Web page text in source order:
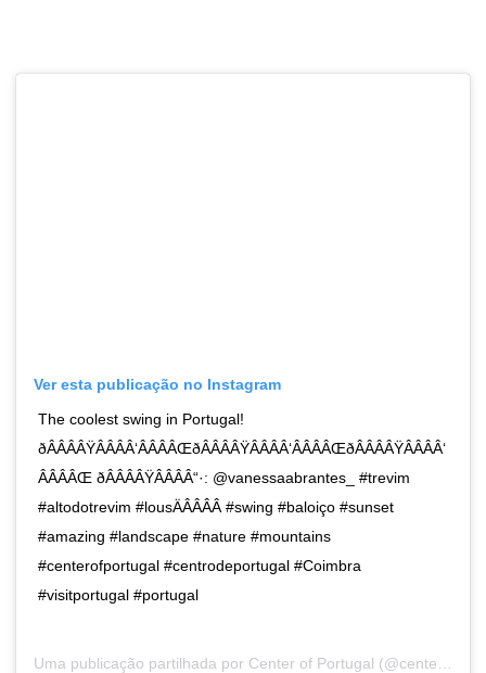
Ver esta publicação no Instagram
The coolest swing in Portugal!
ðÂÂÂÂŸÂÂÂÂ‘ÂÂÂÂŒðÂÂÂÂŸÂÂÂÂ‘ÂÂÂÂŒðÂÂÂÂŸÂÂÂÂ‘
ÂÂÂÂŒ ðÂÂÂÂŸÂÂÂÂ“·: @vanessaabrantes_ #trevim
#altodotrevim #lousÄÂÂÂÂ #swing #baloiço #sunset
#amazing #landscape #nature #mountains
#centerofportugal #centrodeportugal #Coimbra
#visitportugal #portugal
Uma publicação partilhada por Center of Portugal (@centerofportugal) a18 de Out, 2018 às 4:52 PDT